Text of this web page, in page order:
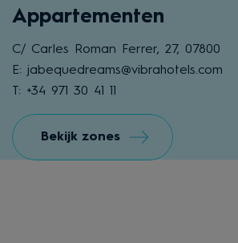
Appartementen
C/ Carles Roman Ferrer, 27, 07800
E: jabequedreams@vibrahotels.com
T: +34 971 30 41 11
Bekijk zones